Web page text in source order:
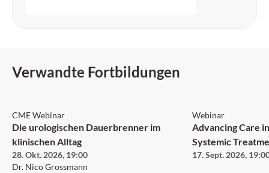
Verwandte Fortbildungen
CME Webinar
Die urologischen Dauerbrenner im
klinischen Alltag
28. Okt. 2026, 19:00
Dr. Nico Grossmann
Webinar
Advancing Care
Systemic
17. Sept. 2026,